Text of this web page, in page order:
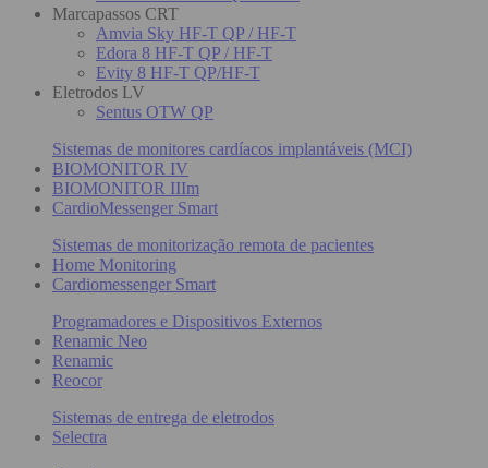
Marcapassos CRT
Amvia Sky HF-T QP / HF-T
Edora 8 HF-T QP / HF-T
Evity 8 HF-T QP/HF-T
Eletrodos LV
Sentus OTW QP
Sistemas de monitores cardíacos implantáveis (MCI)
BIOMONITOR IV
BIOMONITOR IIIm
CardioMessenger Smart
Sistemas de monitorização remota de pacientes
Home Monitoring
Cardiomessenger Smart
Programadores e Dispositivos Externos
Renamic Neo
Renamic
Reocor
Sistemas de entrega de eletrodos
Selectra